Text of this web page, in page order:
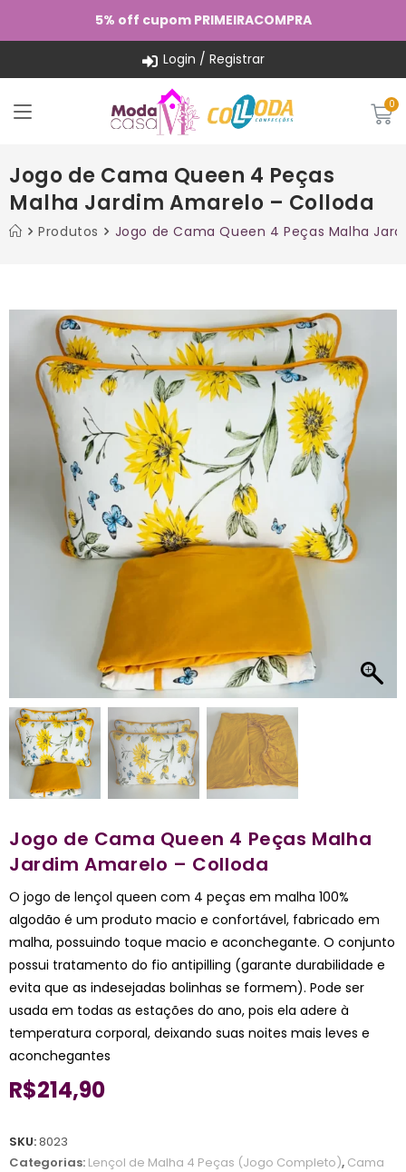
5% off cupom PRIMEIRACOMPRA
Login / Registrar
Jogo de Cama Queen 4 Peças
Malha Jardim Amarelo – Colloda
Produtos Jogo de Cama Queen 4 Peças Malha
Jogo de Cama Queen 4 Peças Malha
Jardim Amarelo – Colloda
O jogo de lençol queen com 4 peças em malha 100%
algodão é um produto macio e confortável, fabricado em
malha, possuindo toque macio e aconchegante. O conjunto
possui tratamento do fio antipilling (garante durabilidade e
evita que as indesejadas bolinhas se formem). Pode ser
usada em todas as estações do ano, pois ela adere à
temperatura corporal, deixando suas noites mais leves e
aconchegantes
R$214,90
SKU:8023
Categorias: Lençol de Malha 4 Peças (Jogo Completo), Cama